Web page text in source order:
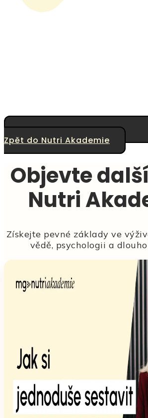
Zpět do Nutri Akademie
Objevte
Nutri
Získejte pevné základy ve
vědě, psychologii a